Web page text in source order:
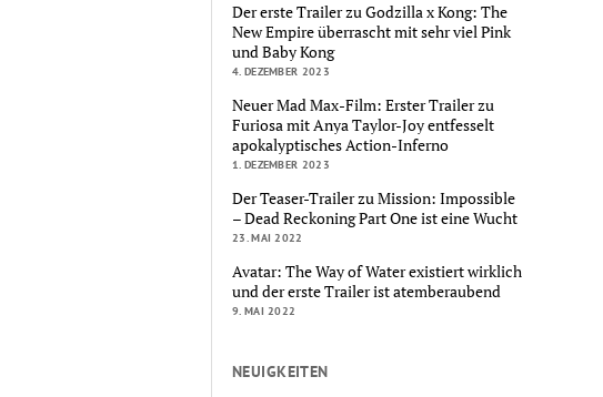
Der erste Trailer zu Godzilla x Kong: The
New Empire überrascht mit sehr viel Pink
und Baby Kong
4. DEZEMBER 2023
Neuer Mad Max-Film: Erster Trailer zu
Furiosa mit Anya Taylor-Joy entfesselt
apokalyptisches Action-Inferno
1. DEZEMBER 2023
Der Teaser-Trailer zu Mission: Impossible
– Dead Reckoning Part One ist eine Wucht
23. MAI 2022
Avatar: The Way of Water existiert wirklich
und der erste Trailer ist atemberaubend
9. MAI 2022
NEUIGKEITEN